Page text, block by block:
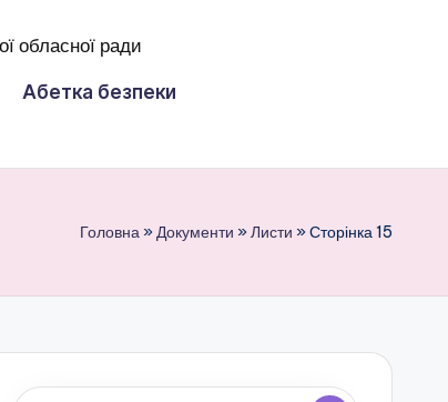
Абетка безпеки
Головна»Документи »Листи »Сторінка 15